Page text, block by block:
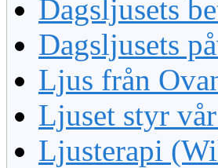
Dagsljusets
Dagsljusets
Ljus från
Ljuset styr
Ljusterapi